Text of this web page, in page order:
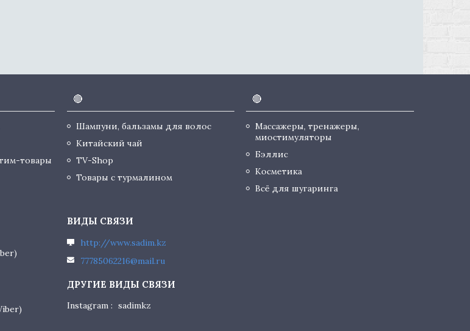
товары
🔴
Шампуни, бальзамы для волос
Китайский чай
TV-Shop
Товары с турмалином
🔴
Массажеры, тренажеры,
миостимуляторы
Бэллис
Косметика
Всё для шугаринга
http://www.sadim.kz
77785062216@mail.ru
Instagram sadimkz